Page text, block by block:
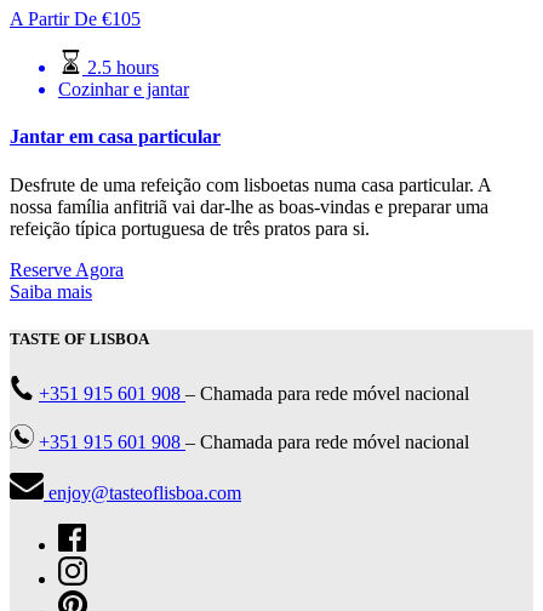
A Partir De €105
2.5 hours
Cozinhar e jantar
Jantar em casa particular
Desfrute de uma refeição com lisboetas numa casa particular. A
nossa família anfitriã vai dar-lhe as boas-vindas e preparar uma
refeição típica portuguesa de três pratos para si.
Reserve Agora
Saiba mais
TASTE OF LISBOA
+351 915 601 908 – Chamada para rede móvel nacional
+351 915 601 908 – Chamada para rede móvel nacional
enjoy@tasteoflisboa.com